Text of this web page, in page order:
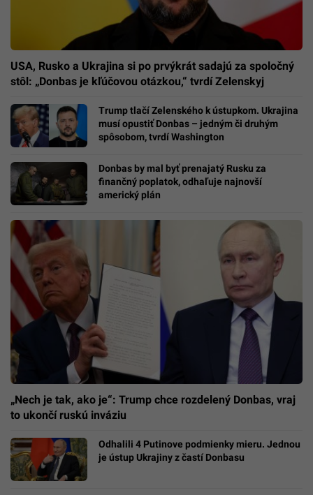
USA, Rusko a Ukrajina si po prvýkrát sadajú za spoločný
stôl: „Donbas je kľúčovou otázkou,“ tvrdí Zelenskyj
Trump tlačí Zelenského k ústupkom. Ukrajina
musí opustiť Donbas – jedným či druhým
spôsobom, tvrdí Washington
Donbas by mal byť prenajatý Rusku za
finančný poplatok, odhaľuje najnovší
americký plán
„Nech je tak, ako je“: Trump chce rozdelený Donbas, vraj
to ukončí ruskú inváziu
Odhalili 4 Putinove podmienky mieru. Jednou
je ústup Ukrajiny z častí Donbasu